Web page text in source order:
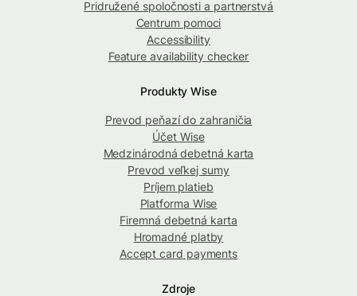
Pridružené spoločnosti a partnerstvá
Centrum pomoci
Accessibility
Feature availability checker
Produkty Wise
Prevod peňazí do zahraničia
Účet Wise
Medzinárodná debetná karta
Prevod veľkej sumy
Príjem platieb
Platforma Wise
Firemná debetná karta
Hromadné platby
Accept card payments
Zdroje